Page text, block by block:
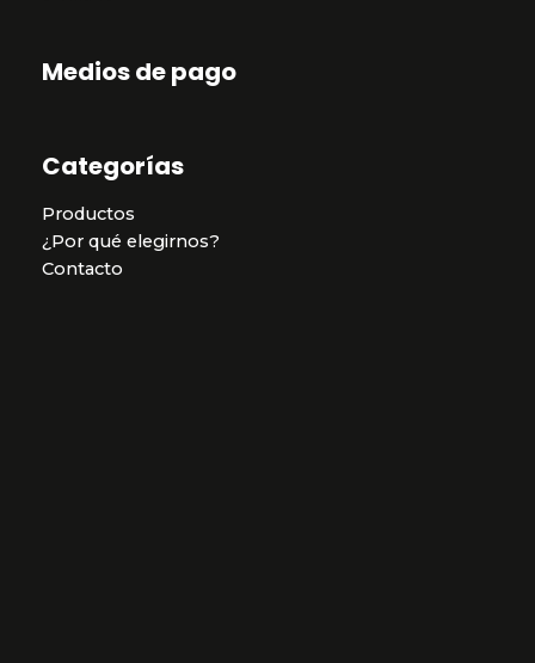
Medios de pago
Categorías
Productos
¿Por qué elegirnos?
Contacto